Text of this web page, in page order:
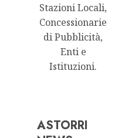
Stazioni Locali,
Concessionarie
di Pubblicità,
Enti e
Istituzioni.
ASTORRI